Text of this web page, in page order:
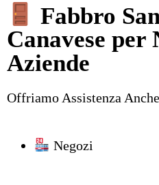
Fabbro
Canavese per
Aziende
Offriamo Assistenza
Negozi